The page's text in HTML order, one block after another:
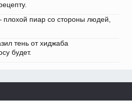
пиар со стороны людей,
тень от хиджаба
будет.